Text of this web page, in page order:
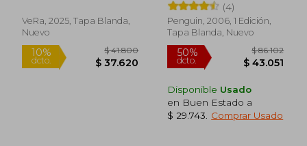
10%
dcto. $ 42.749
10%
dcto. $
VeRa, 2025, Tapa Blanda,
Nuevo
(4)
Penguin, 2006, 1 Edición,
Tapa Blanda, Nuevo
Disponible Usado
en Buen Estado a
$ 29.743
Comprar Usado